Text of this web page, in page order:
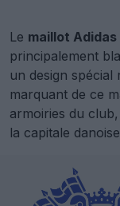
Le maillot
principalement
un design spécial
marquant de ce
armoiries du
la capitale